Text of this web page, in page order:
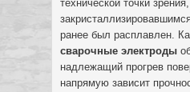
технической точки
ранее был расплавлен.
сварочные электроды
надлежащий прогрев
напрямую зависит